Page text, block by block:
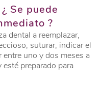
Se puede
?
dental a reemplazar,
suturar, indicar el
uno y dos meses a
preparado para